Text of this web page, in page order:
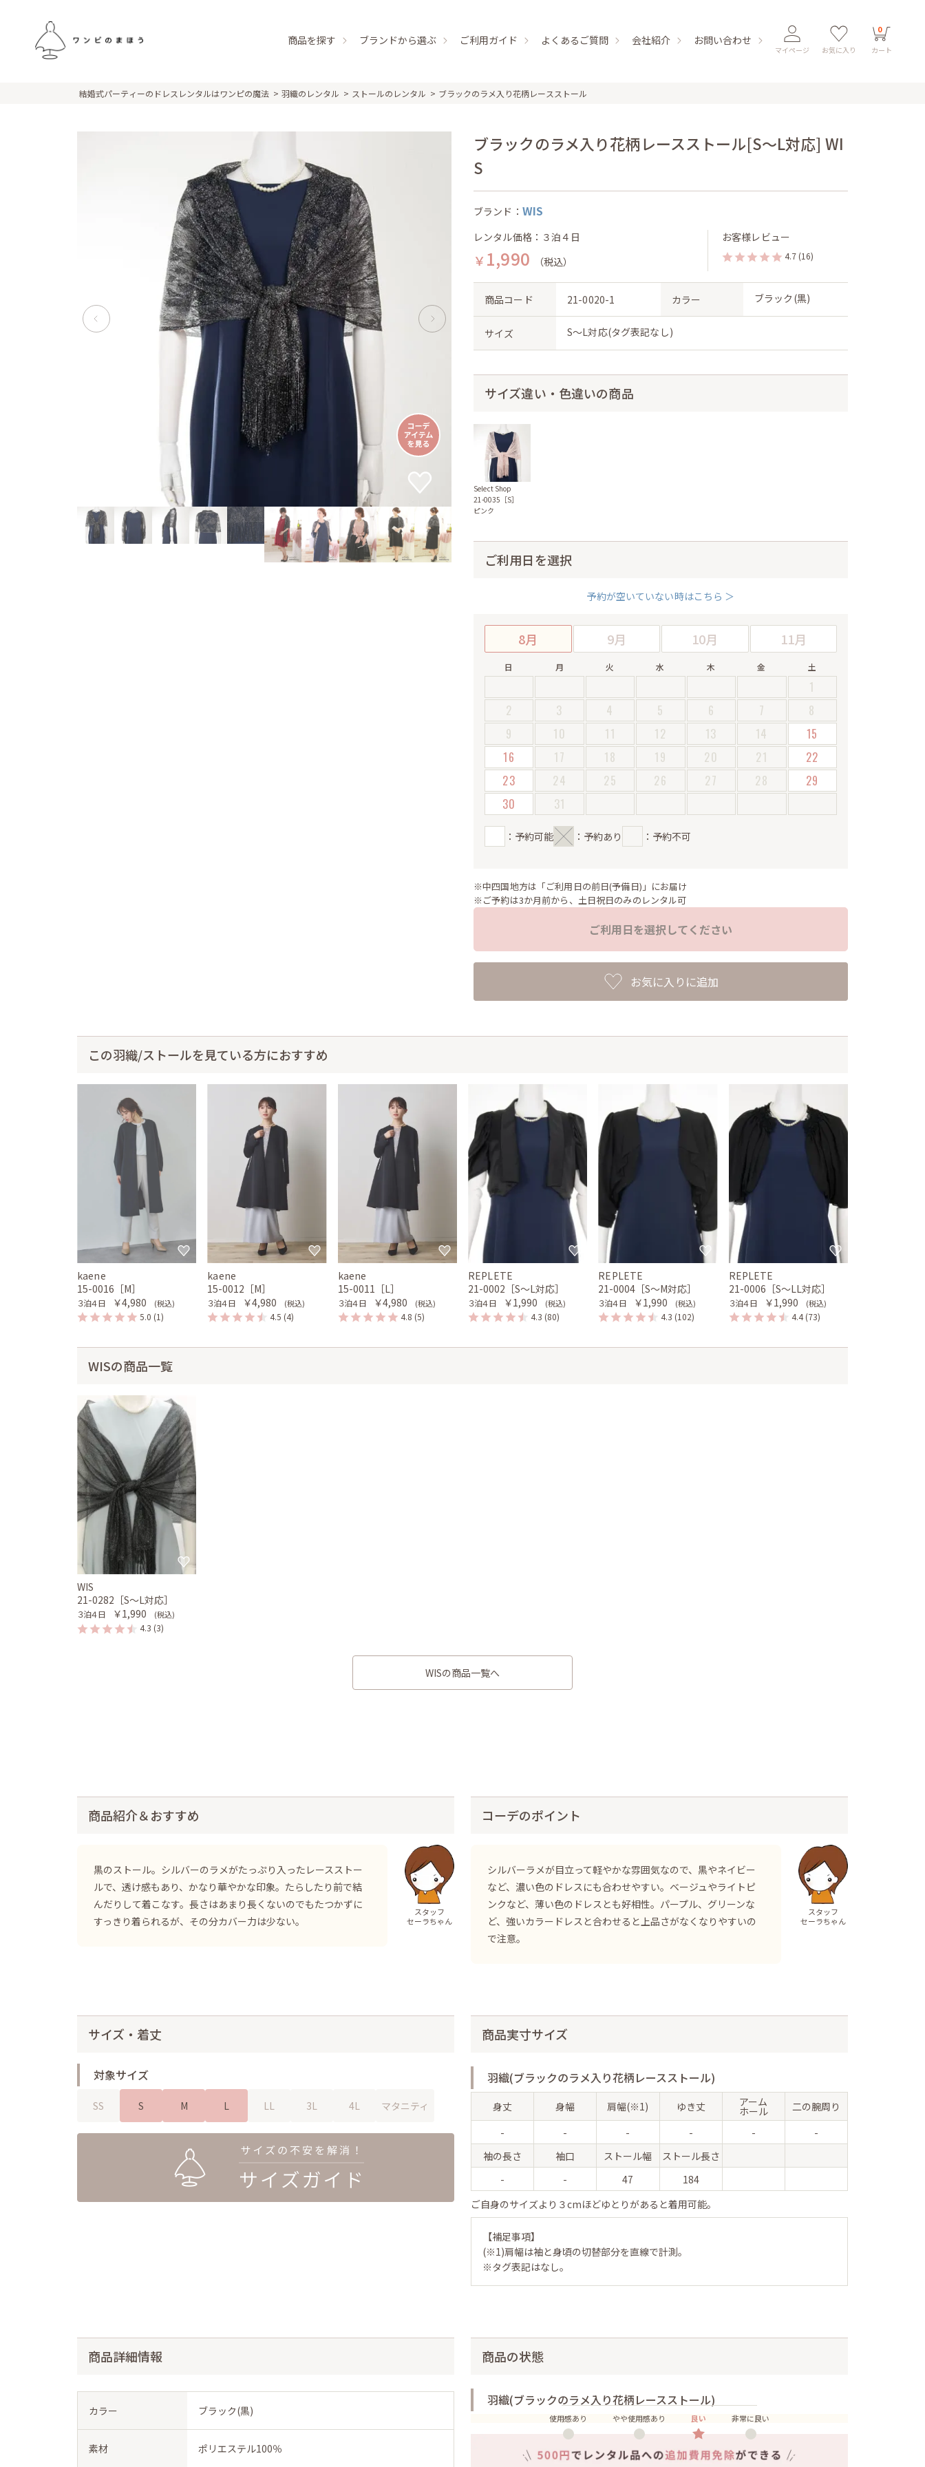
商品を探す ブランドから選ぶ ご利用ガイド よくあるご質問 会社紹介 お問い合わせ
マイページ お気に入り
0
カート
結婚式パーティーのドレスレンタルはワンピの魔法 羽織のレンタル ストールのレンタル ブラックのラメ入り花柄レースストール
ブラックのラメ入り花柄レースストール[S〜L対応] WI
S
ブランド： WIS
レンタル価格：３泊４日
￥ 1,990 （税込）
お客様レビュー
4.7 (16)
商品コード 21-0020-1 カラー ブラック(黒)
サイズ S〜L対応(タグ表記なし)
サイズ違い・色違いの商品
Select Shop
21-0035［S］
ピンク
ご利用日を選択
予約が空いていない時はこちら ＞
8月 9月 10月 11月
日 月 火 水 木 金 土
1
2
3 4 5 6 7
8
9
10 11 12 13 14
15
16
17 18 19 20 21
22
23
24 25 26 27 28
29
30
31
：予約可能 ：予約あり ：予約不可
※中四国地方は「ご利用日の前日(予備日)」にお届け
※ご予約は3か月前から、土日祝日のみのレンタル可
ご利用日を選択してください
お気に入りに追加
この羽織/ストールを見ている方におすすめ
kaene
15-0016［M］
３泊４日 ￥4,980 (税込)
5.0 (1)
kaene
15-0012［M］
３泊４日 ￥4,980 (税込)
4.5 (4)
kaene
15-0011［L］
３泊４日 ￥4,980 (税込)
4.8 (5)
REPLETE
21-0002［S〜L対応］
３泊４日 ￥1,990 (税込)
4.3 (80)
REPLETE
21-0004［S〜M対応］
３泊４日 ￥1,990 (税込)
4.3 (102)
REPLETE
21-0006［S〜LL対応］
３泊４日 ￥1,990 (税込)
4.4 (73)
WISの商品一覧
WIS
21-0282［S〜L対応］
３泊４日 ￥1,990 (税込)
4.3 (3)
WISの商品一覧へ
商品紹介＆おすすめ
黒のストール。シルバーのラメがたっぷり入ったレースストー
ルで、透け感もあり、かなり華やかな印象。たらしたり前で結
んだりして着こなす。長さはあまり長くないのでもたつかずに
すっきり着られるが、その分カバー力は少ない。
スタッフ
セーラちゃん
コーデのポイント
シルバーラメが目立って軽やかな雰囲気なので、黒やネイビー
など、濃い色のドレスにも合わせやすい。ベージュやライトピ
ンクなど、薄い色のドレスとも好相性。パープル、グリーンな
ど、強いカラードレスと合わせると上品さがなくなりやすいの
で注意。
スタッフ
セーラちゃん
サイズ・着丈
対象サイズ
SS S M L LL 3L 4L マタニティ
商品実寸サイズ
羽織(ブラックのラメ入り花柄レースストール)
身丈 身幅 肩幅(※1) ゆき丈 アーム
ホール
二の腕周り
-
- - - -
-
袖の長さ
袖口 ストール幅
ストール長さ
-
- 47
184
ご自身のサイズより３cmほどゆとりがあると着用可能。
【補足事項】
(※1)肩幅は袖と身頃の切替部分を直線で計測。
※タグ表記はなし。
商品詳細情報
カラー ブラック(黒)
素材 ポリエステル100％
商品の状態
羽織(ブラックのラメ入り花柄レースストール)
使用感あり やや使用感あり 良い 非常に良い